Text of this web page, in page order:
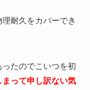
耐久をカバーでき
たのでこいつを初
って申し訳ない気